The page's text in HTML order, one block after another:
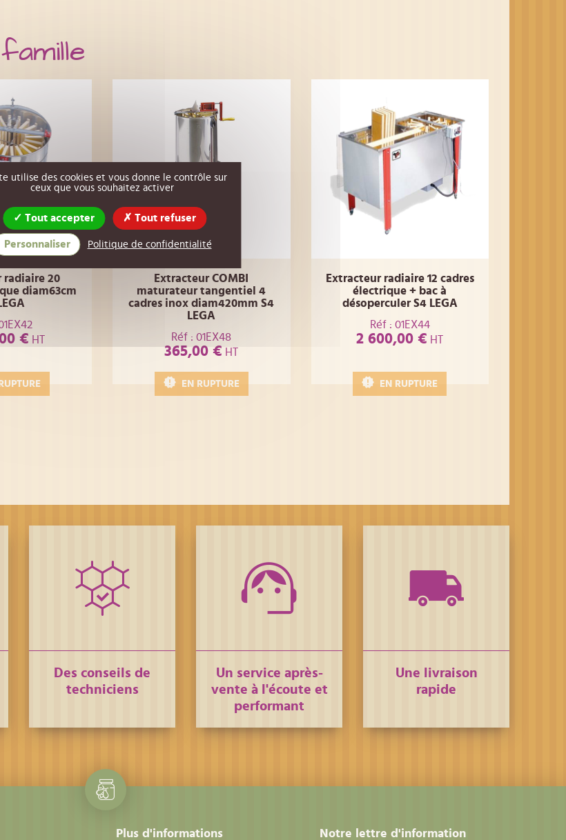
radiaire 20
diam63cm
€ HT
Extracteur COMBI
maturateur tangentiel 4
cadres inox diam420mm S4
LEGA
Réf : 01EX48
365,00 € HT
EN RUPTURE
Extracteur radiaire 12 cadres
électrique + bac à
désoperculer S4 LEGA
Réf : 01EX44
2 600,00 € HT
EN RUPTURE
Des conseils de
techniciens
Un service après-
vente à l'écoute et
performant
Une livraison
rapide
Plus d'informations Notre lettre d'information
utilise des cookies et vous donne le contrôle sur
ceux que vous souhaitez activer
Tout accepter Tout refuser
Personnaliser Politique de confidentialité